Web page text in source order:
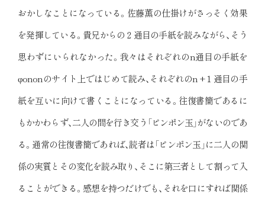
おかしなことになっている。佐藤薫の仕掛けがさっそく効果
を発揮している。貴兄からの２通目の手紙を読みながら、そう
思わずにいられなかった。我々はそれぞれのn通目の手紙を
φononのサイト上ではじめて読み、それぞれのn +１通目の手
紙を互いに向けて書くことになっている。往復書簡であるに
もかかわらず、二人の間を行き交う「ピンポン玉」がないのであ
る。通常の往復書簡であれば、読者は「ピンポン玉」に二人の関
係の実質とその変化を読み取り、そこに第三者として割って入
ることができる。感想を持つだけでも、それを口にすれば関係